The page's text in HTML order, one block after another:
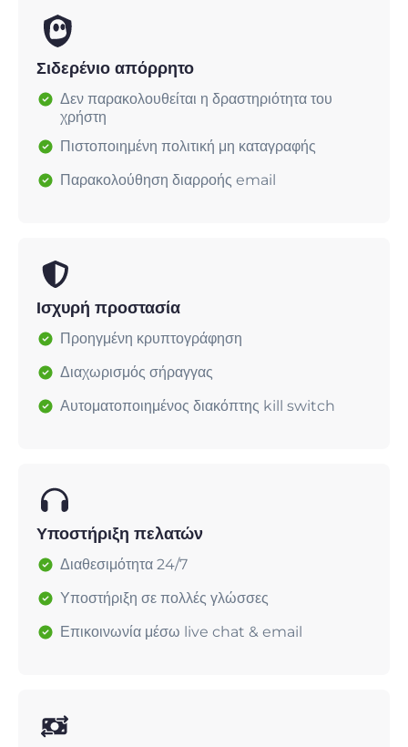
Σιδερένιο απόρρητο
Δεν παρακολουθείται η δραστηριότητα του
χρήστη
Πιστοποιημένη πολιτική μη καταγραφής
Παρακολούθηση διαρροής email
Ισχυρή προστασία
Προηγμένη κρυπτογράφηση
Διαχωρισμός σήραγγας
Αυτοματοποιημένος διακόπτης kill switch
Υποστήριξη πελατών
Διαθεσιμότητα 24/7
Υποστήριξη σε πολλές γλώσσες
Επικοινωνία μέσω live chat & email